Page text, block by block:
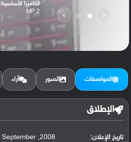
‹
›
الكاميرا الأساسية:
2 MP
المواصفات الصور آراء
الإطلاق
تاريخ الإعلان: 2008, June. Released 2008, September